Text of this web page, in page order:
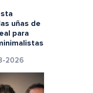
uñas de
para
2026